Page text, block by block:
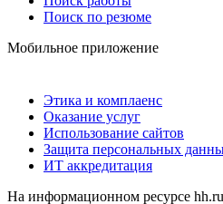
Поиск по резюме
Мобильное приложение
Этика и комплаенс
Оказание услуг
Использование сайтов
Защита персональных
ИТ аккредитация
На информационном ресурсе hh.ru